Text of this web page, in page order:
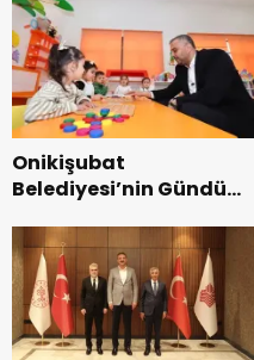
Onikişubat
Belediyesi’nin Gündüz
dönemin ön kayıtları
başladı.